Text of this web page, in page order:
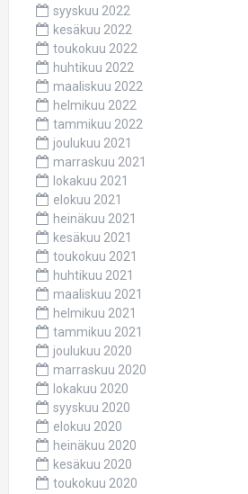
syyskuu 2022
kesäkuu 2022
toukokuu 2022
huhtikuu 2022
maaliskuu 2022
helmikuu 2022
tammikuu 2022
joulukuu 2021
marraskuu 2021
lokakuu 2021
elokuu 2021
heinäkuu 2021
kesäkuu 2021
toukokuu 2021
huhtikuu 2021
maaliskuu 2021
helmikuu 2021
tammikuu 2021
joulukuu 2020
marraskuu 2020
lokakuu 2020
syyskuu 2020
elokuu 2020
heinäkuu 2020
kesäkuu 2020
toukokuu 2020